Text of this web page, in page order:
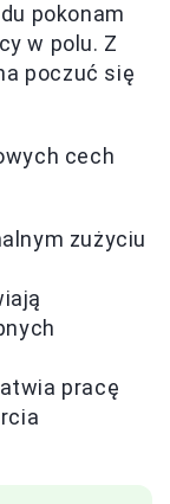
pokonam
w polu. Z
poczuć się
cech
zużyciu
pracę